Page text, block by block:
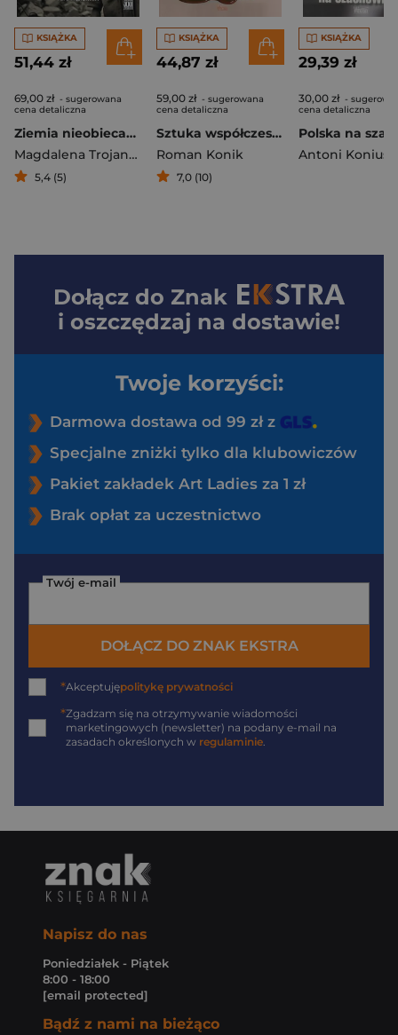
KSIĄŻKA
51,44 zł
69,00 zł - sugerowana
cena detaliczna
Ziemia nieobiecana Strefa Gazy: eksterminacja, technologiczna kontrola i hipokryzja Zachodu
Magdalena Trojanowska
5,4 (5)
KSIĄŻKA
44,87 zł
59,00 zł - sugerowana
cena detaliczna
Sztuka współczesna Anatomia upadku
Roman Konik
7,0 (10)
KSIĄŻKA
29,39 zł
30,00 zł -
cena detaliczna
Dołącz do Znak
i oszczędzaj na dostawie!
Twoje korzyści:
Darmowa dostawa od 99 zł z
Specjalne zniżki tylko dla klubowiczów
Pakiet zakładek Art Ladies za 1 zł
Brak opłat za uczestnictwo
Twój e-mail
DOŁĄCZ DO ZNAK EKSTRA
*Akceptujępolitykę prywatności
*Zgadzam się na otrzymywanie wiadomości
marketingowych (newsletter) na podany e-mail na
zasadach określonych w regulaminie
Napisz do nas
Poniedziałek - Piątek
8:00 - 18:00
[email protected]
Bądź z nami na bieżąco